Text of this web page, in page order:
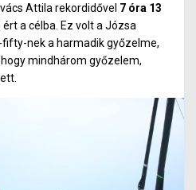
Attila rekordidővel 7 óra 13
ért a célba. Ez volt a Józsa
nek a harmadik győzelme,
mindhárom győzelem,